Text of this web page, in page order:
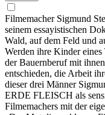
Filmemacher Sigmund
seinem essayistischen
Wald, auf dem Feld und
Werden ihre Kinder eines
der Bauernberuf mit
entschieden, die Arbeit
dieser drei Männer
ERDE FLEISCH als
Filmemachers mit der